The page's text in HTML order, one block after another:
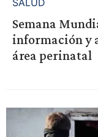
Semana
información y
área perinatal